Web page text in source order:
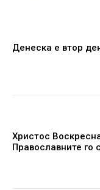
Денеска е втор
Христос
Православните го